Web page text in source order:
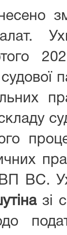
ВС.
зі